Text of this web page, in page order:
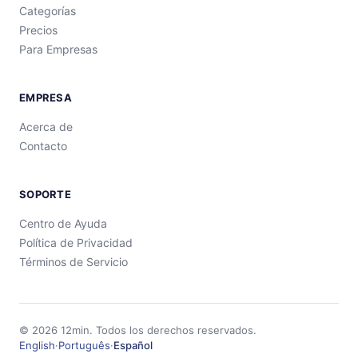
Categorías
Precios
Para Empresas
EMPRESA
Acerca de
Contacto
SOPORTE
Centro de Ayuda
Política de Privacidad
Términos de Servicio
© 2026 12min. Todos los derechos reservados.
English·Português·Español